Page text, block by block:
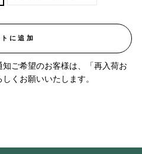
に追加
ご希望のお客様は、「再入荷お
くお願いいたします。